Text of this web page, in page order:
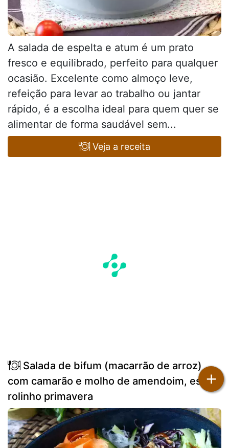
A salada de espelta e atum é um prato
fresco e equilibrado, perfeito para qualquer
ocasião. Excelente como almoço leve,
refeição para levar ao trabalho ou jantar
rápido, é a escolha ideal para quem quer se
alimentar de forma saudável sem...
Veja a receita
Salada de bifum (macarrão de arroz)
com camarão e molho de amendoim, estilo
rolinho primavera
+